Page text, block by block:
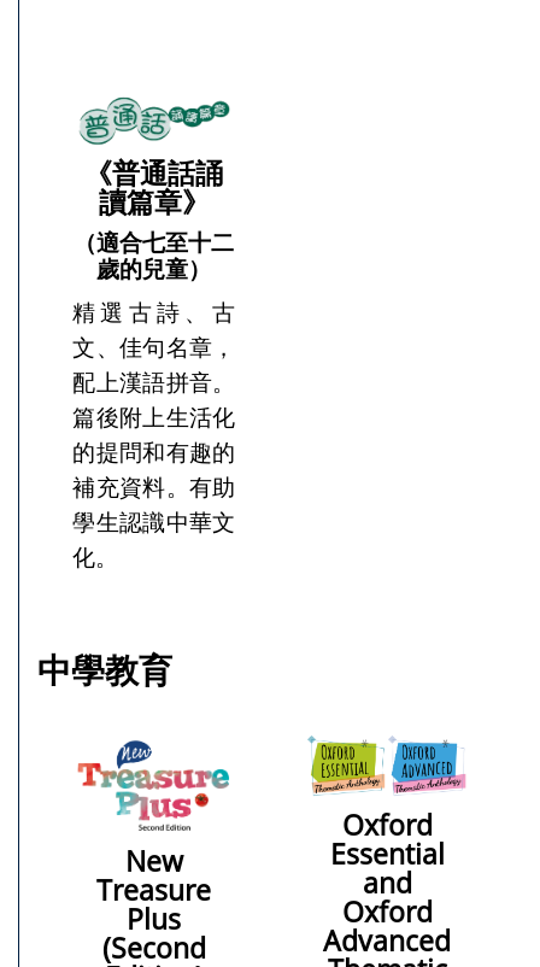
《普通話誦
讀篇章》
（適合七至十二
歲的兒童）
精選古詩、古
文、佳句名章，
配上漢語拼音。
篇後附上生活化
的提問和有趣的
補充資料。有助
學生認識中華文
化。
中學教育
New
Treasure
Plus
(Second
Oxford
Essential
and
Oxford
Advanced